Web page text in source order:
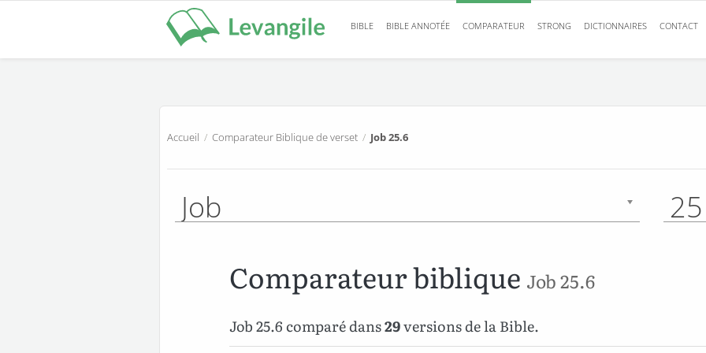
BIBLE BIBLE ANNOTÉE COMPARATEUR STRONG DICTIONNAIRES CONTACT
Accueil / Comparateur Biblique de verset / Job 25.6
Job 25
Comparateur biblique Job 25.6
Job 25.6 comparé dans29versions de la Bible.